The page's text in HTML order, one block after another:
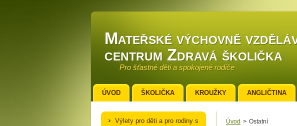
Mateřské výchovně
centrum Zdravá školička
Pro šťastné děti a spokojené rodiče
Úvod > Ostatní
Výlety pro děti a pro rodiny s
ÚVOD ŠKOLIČKA KROUŽKY ANGLIČTINA